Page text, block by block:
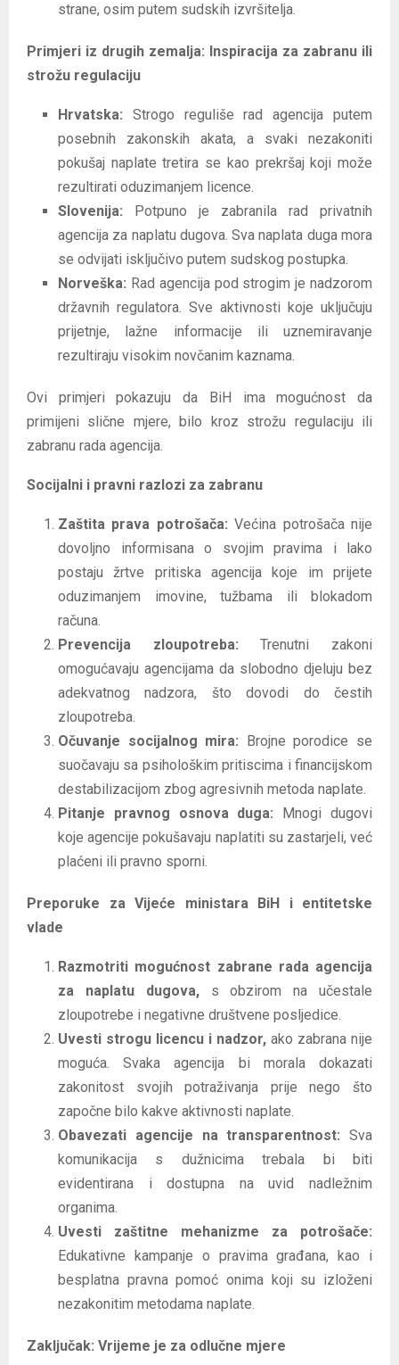
strane, osim putem sudskih izvršitelja.
Primjeri iz drugih zemalja: Inspiracija za zabranu ili
strožu regulaciju
Hrvatska: Strogo reguliše rad agencija putem
posebnih zakonskih akata, a svaki nezakoniti
pokušaj naplate tretira se kao prekršaj koji može
rezultirati oduzimanjem licence.
Slovenija: Potpuno je zabranila rad privatnih
agencija za naplatu dugova. Sva naplata duga mora
se odvijati isključivo putem sudskog postupka.
Norveška: Rad agencija pod strogim je nadzorom
državnih regulatora. Sve aktivnosti koje uključuju
prijetnje, lažne informacije ili uznemiravanje
rezultiraju visokim novčanim kaznama.
Ovi primjeri pokazuju da BiH ima mogućnost da
primijeni slične mjere, bilo kroz strožu regulaciju ili
zabranu rada agencija.
Socijalni i pravni razlozi za zabranu
Zaštita prava potrošača: Većina potrošača nije
dovoljno informisana o svojim pravima i lako
postaju žrtve pritiska agencija koje im prijete
oduzimanjem imovine, tužbama ili blokadom
računa.
Prevencija zloupotreba: Trenutni zakoni
omogućavaju agencijama da slobodno djeluju bez
adekvatnog nadzora, što dovodi do čestih
zloupotreba.
Očuvanje socijalnog mira: Brojne porodice se
suočavaju sa psihološkim pritiscima i financijskom
destabilizacijom zbog agresivnih metoda naplate.
Pitanje pravnog osnova duga: Mnogi dugovi
koje agencije pokušavaju naplatiti su zastarjeli, već
plaćeni ili pravno sporni.
Preporuke za Vijeće ministara BiH i entitetske
vlade
Razmotriti mogućnost zabrane rada agencija
za naplatu dugova,s obzirom na učestale
zloupotrebe i negativne društvene posljedice.
Uvesti strogu licencu i nadzor, ako zabrana nije
moguća. Svaka agencija bi morala dokazati
zakonitost svojih potraživanja prije nego što
započne bilo kakve aktivnosti naplate.
Obavezati agencije na transparentnost: Sva
komunikacija s dužnicima trebala bi biti
evidentirana i dostupna na uvid nadležnim
organima.
Uvesti zaštitne mehanizme za potrošače:
Edukativne kampanje o pravima građana, kao i
besplatna pravna pomoć onima koji su izloženi
nezakonitim metodama naplate.
Zaključak: Vrijeme je za odlučne mjere